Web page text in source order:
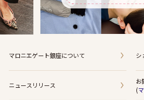
マロニエゲート銀座について シ
ニュースリリース
お
(